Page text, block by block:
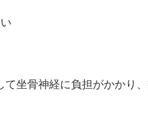
て坐骨神経に負担がかかり